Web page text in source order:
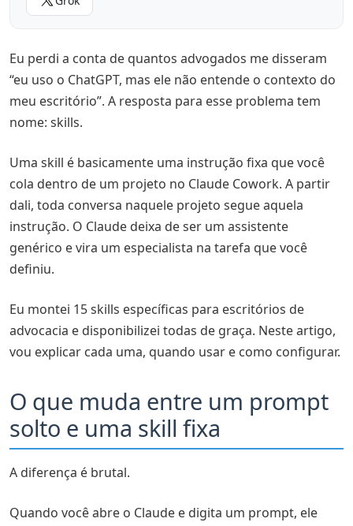
2. Contratos (2 skills)
4. Atendimento e follow-up (2 skills)
5. Gestão (2 skills)
6. Produção jurídica (2 skills)
7. Comunicação e compliance (3 skills)
Como configurar uma skill no Claude Cowork em 3
minutos
Skills manuais vs. automação real
Baixe as skills no hub oficial
Eu perdi a conta de quantos advogados me disseram
“eu uso o ChatGPT, mas ele não entende o contexto do
meu escritório”. A resposta para esse problema tem
nome: skills.
Uma skill é basicamente uma instrução fixa que você
cola dentro de um projeto no Claude Cowork. A partir
dali, toda conversa naquele projeto segue aquela
instrução. O Claude deixa de ser um assistente
genérico e vira um especialista na tarefa que você
definiu.
Eu montei 15 skills específicas para escritórios de
advocacia e disponibilizei todas de graça. Neste artigo,
vou explicar cada uma, quando usar e como configurar.
O que muda entre um prompt
solto e uma skill fixa
A diferença é brutal.
Quando você abre o Claude e digita um prompt, ele